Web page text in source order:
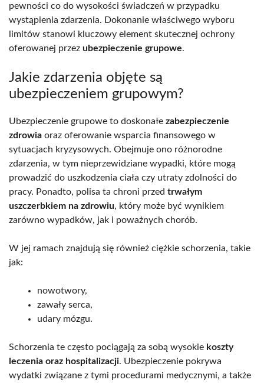
pewności co do wysokości świadczeń w przypadku
wystąpienia zdarzenia. Dokonanie właściwego wyboru
limitów stanowi kluczowy element skutecznej ochrony
oferowanej przez ubezpieczenie grupowe.
Jakie zdarzenia objęte są
ubezpieczeniem grupowym?
Ubezpieczenie grupowe to doskonałe zabezpieczenie
zdrowia oraz oferowanie wsparcia finansowego w
sytuacjach kryzysowych. Obejmuje ono różnorodne
zdarzenia, w tym nieprzewidziane wypadki, które mogą
prowadzić do uszkodzenia ciała czy utraty zdolności do
pracy. Ponadto, polisa ta chroni przed trwałym
uszczerbkiem na zdrowiu, który może być wynikiem
zarówno wypadków, jak i poważnych chorób.
W jej ramach znajdują się również ciężkie schorzenia, takie
jak:
nowotwory,
zawały serca,
udary mózgu.
Schorzenia te często pociągają za sobą wysokie koszty
leczenia oraz hospitalizacji. Ubezpieczenie pokrywa
wydatki związane z tymi procedurami medycznymi, a także